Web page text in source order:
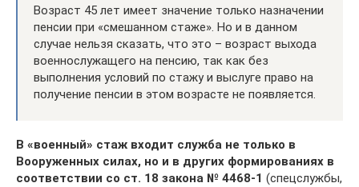
Возраст 45 лет имеет значение только назначении
пенсии при «смешанном стаже». Но и в данном
случае нельзя сказать, что это – возраст выхода
военнослужащего на пенсию, так как без
выполнения условий по стажу и выслуге право на
получение пенсии в этом возрасте не появляется.
В «военный» стаж входит служба не только в
Вооруженных силах, но и в других формированиях в
соответствии со ст. 18 закона № 4468-1 (спецслужбы,